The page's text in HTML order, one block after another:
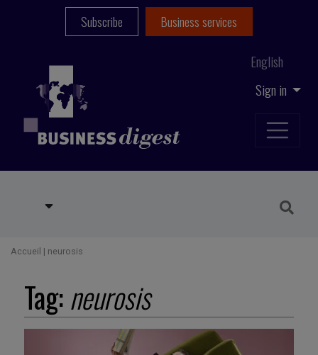
Sign in
English
Subscribe Business services
Accueil | neurosis
Tag:neurosis